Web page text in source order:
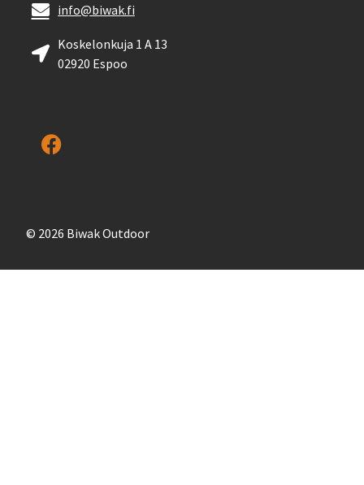
info@biwak.fi
Koskelonkuja 1 A 13
02920 Espoo
© 2026 Biwak Outdoor